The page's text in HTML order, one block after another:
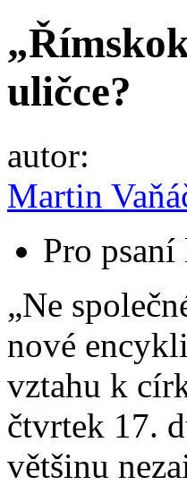
uličce?
autor:
Martin
Pro psaní
„Ne
nové
vztahu k
čtvrtek 17.
většinu